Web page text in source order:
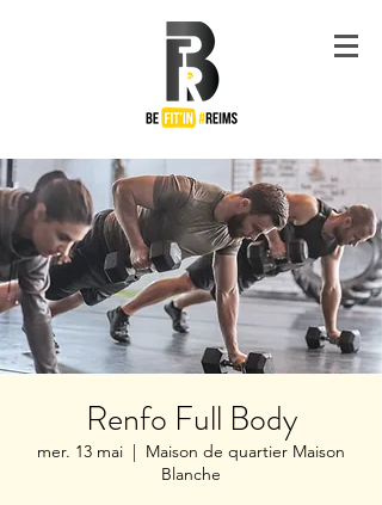
Renfo Full Body
mer. 13 mai
  |
Maison de quartier Maison
Blanche